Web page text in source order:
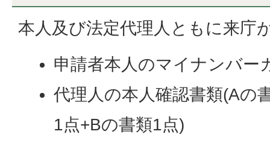
本人及び法定代理人ともに来庁
申請者本人のマイナンバー
代理人の本人確認書類(Aの
1点+Bの書類1点)